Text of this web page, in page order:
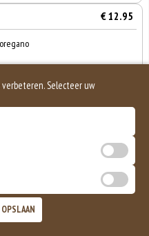
€ 12.95
€ 14.95
fetakaas, Spaanse
Selecteer uw